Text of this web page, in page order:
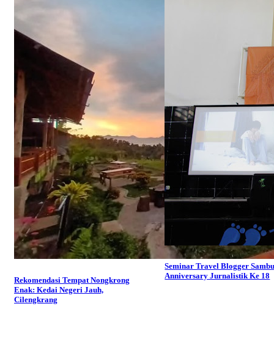
Rekomendasi Tempat Nongkrong
Enak: Kedai Negeri Jauh,
Cilengkrang
Seminar Travel Blogger
Anniversary Jurnalistik Ke 18